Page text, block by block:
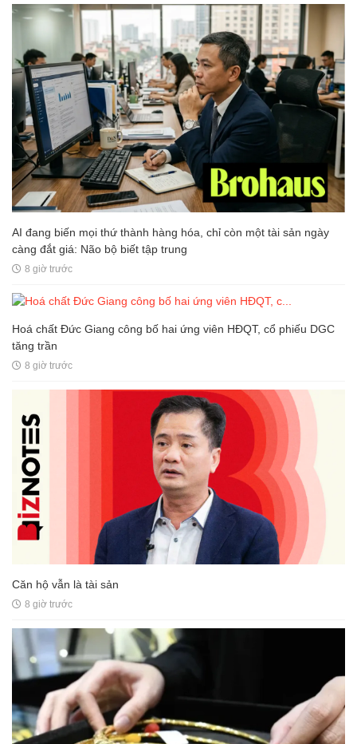
AI đang biến mọi thứ thành hàng hóa, chỉ còn một tài sản ngày
càng đắt giá: Não bộ biết tập trung
8 giờ trước
Hoá chất Đức Giang công bố hai ứng viên HĐQT, cổ phiếu DGC
tăng trần
8 giờ trước
Căn hộ vẫn là tài sản
8 giờ trước